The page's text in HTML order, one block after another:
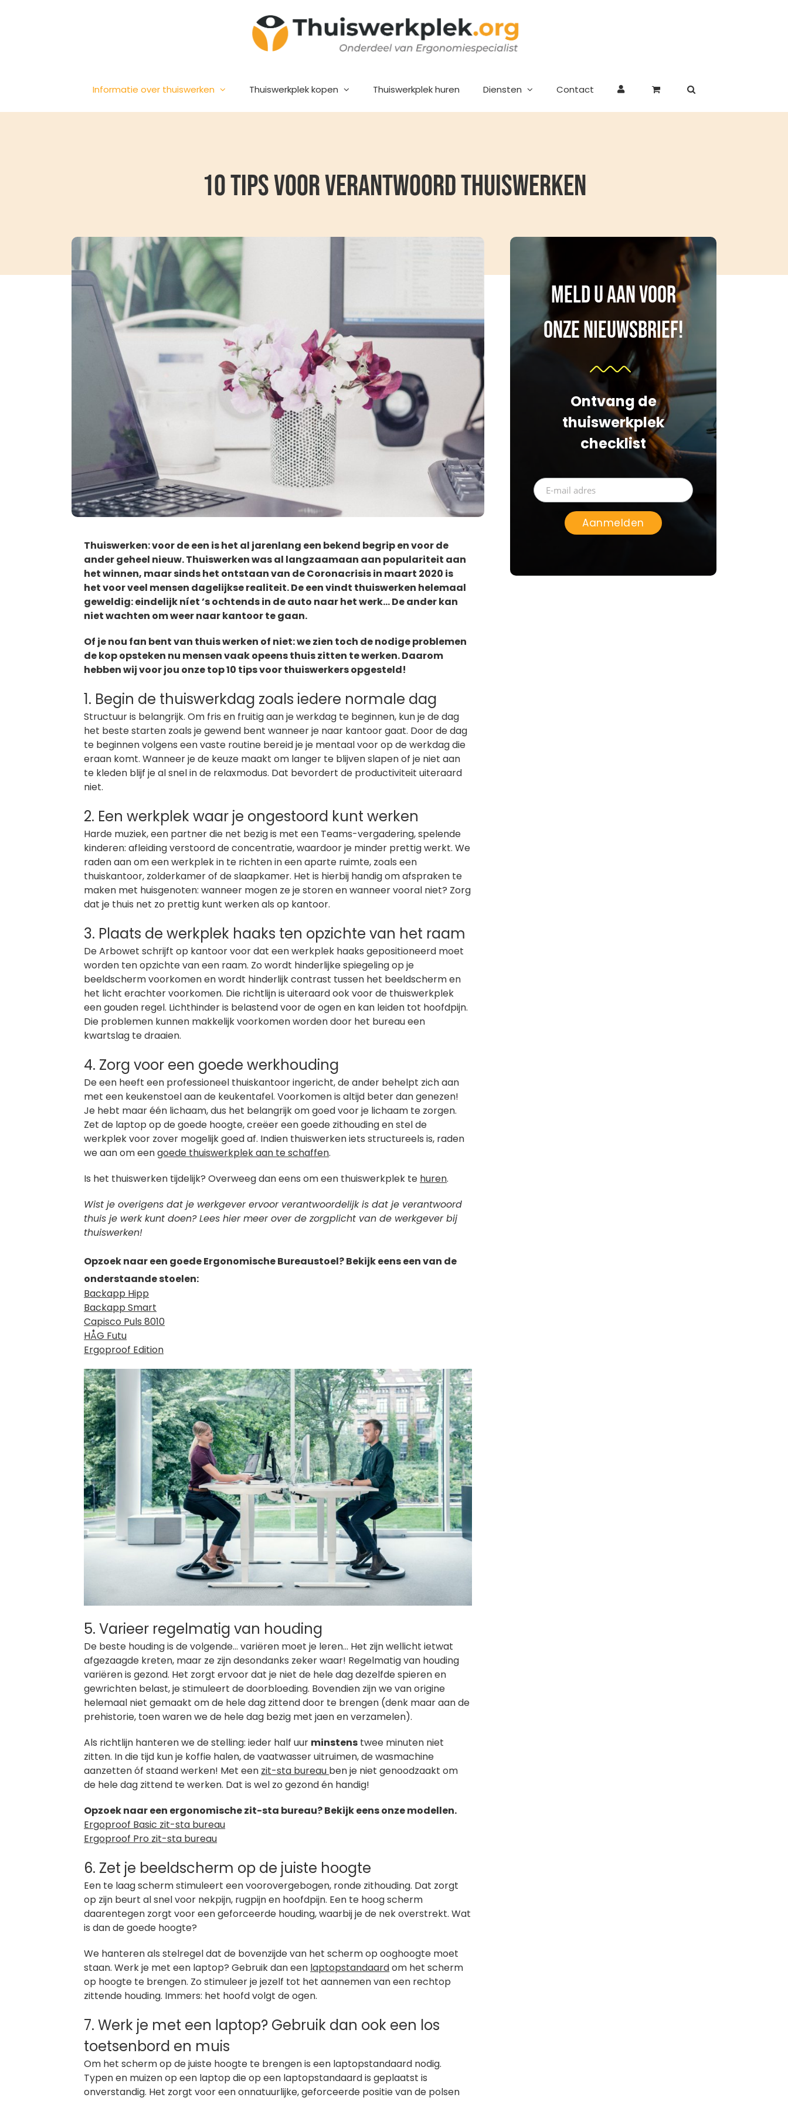
Informatie over thuiswerken Thuiswerkplek kopen Thuiswerkplek huren Diensten Contact
10 Tips voor verantwoord thuiswerken
Thuiswerken: voor de een is het al jarenlang een bekend begrip en voor de
ander geheel nieuw. Thuiswerken was al langzaamaan aan populariteit aan
het winnen, maar sinds het ontstaan van de Coronacrisis in maart 2020 is
het voor veel mensen dagelijkse realiteit. De een vindt thuiswerken helemaal
geweldig: eindelijk níet ’s ochtends in de auto naar het werk… De ander kan
niet wachten om weer naar kantoor te gaan.
Of je nou fan bent van thuis werken of niet: we zien toch de nodige problemen
de kop opsteken nu mensen vaak opeens thuis zitten te werken. Daarom
hebben wij voor jou onze top 10 tips voor thuiswerkers opgesteld!
1. Begin de thuiswerkdag zoals iedere normale dag
Structuur is belangrijk. Om fris en fruitig aan je werkdag te beginnen, kun je de dag
het beste starten zoals je gewend bent wanneer je naar kantoor gaat. Door de dag
te beginnen volgens een vaste routine bereid je je mentaal voor op de werkdag die
eraan komt. Wanneer je de keuze maakt om langer te blijven slapen of je niet aan
te kleden blijf je al snel in de relaxmodus. Dat bevordert de productiviteit uiteraard
niet.
2. Een werkplek waar je ongestoord kunt werken
Harde muziek, een partner die net bezig is met een Teams-vergadering, spelende
kinderen: afleiding verstoord de concentratie, waardoor je minder prettig werkt. We
raden aan om een werkplek in te richten in een aparte ruimte, zoals een
thuiskantoor, zolderkamer of de slaapkamer. Het is hierbij handig om afspraken te
maken met huisgenoten: wanneer mogen ze je storen en wanneer vooral niet? Zorg
dat je thuis net zo prettig kunt werken als op kantoor.
3. Plaats de werkplek haaks ten opzichte van het raam
De Arbowet schrijft op kantoor voor dat een werkplek haaks gepositioneerd moet
worden ten opzichte van een raam. Zo wordt hinderlijke spiegeling op je
beeldscherm voorkomen en wordt hinderlijk contrast tussen het beeldscherm en
het licht erachter voorkomen. Die richtlijn is uiteraard ook voor de thuiswerkplek
een gouden regel. Lichthinder is belastend voor de ogen en kan leiden tot hoofdpijn.
Die problemen kunnen makkelijk voorkomen worden door het bureau een
kwartslag te draaien.
4. Zorg voor een goede werkhouding
De een heeft een professioneel thuiskantoor ingericht, de ander behelpt zich aan
met een keukenstoel aan de keukentafel. Voorkomen is altijd beter dan genezen!
Je hebt maar één lichaam, dus het belangrijk om goed voor je lichaam te zorgen.
Zet de laptop op de goede hoogte, creëer een goede zithouding en stel de
werkplek voor zover mogelijk goed af. Indien thuiswerken iets structureels is, raden
we aan om eengoede thuiswerkplek aan te schaffen.
Is het thuiswerken tijdelijk? Overweeg dan eens om een thuiswerkplek te huren.
Wist je overigens dat je werkgever ervoor verantwoordelijk is dat je verantwoord
thuis je werk kunt doen? Lees hier meer over de zorgplicht van de werkgever bij
thuiswerken!
Opzoek naar een goede Ergonomische Bureaustoel? Bekijk eens een van de
onderstaande stoelen:
Backapp Hipp
Backapp Smart
Capisco Puls 8010
HÅG Futu
Ergoproof Edition
5. Varieer regelmatig van houding
De beste houding is de volgende… variëren moet je leren… Het zijn wellicht ietwat
afgezaagde kreten, maar ze zijn desondanks zeker waar! Regelmatig van houding
variëren is gezond. Het zorgt ervoor dat je niet de hele dag dezelfde spieren en
gewrichten belast, je stimuleert de doorbloeding. Bovendien zijn we van origine
helemaal niet gemaakt om de hele dag zittend door te brengen (denk maar aan de
prehistorie, toen waren we de hele dag bezig met jaen en verzamelen).
Als richtlijn hanteren we de stelling: ieder half uur minstens twee minuten niet
zitten. In die tijd kun je koffie halen, de vaatwasser uitruimen, de wasmachine
aanzetten óf staand werken! Met een zit-sta bureau ben je niet genoodzaakt om
de hele dag zittend te werken. Dat is wel zo gezond én handig!
Opzoek naar een ergonomische zit-sta bureau? Bekijk eens onze modellen.
Ergoproof Basic zit-sta bureau
Ergoproof Pro zit-sta bureau
6. Zet je beeldscherm op de juiste hoogte
Een te laag scherm stimuleert een voorovergebogen, ronde zithouding. Dat zorgt
op zijn beurt al snel voor nekpijn, rugpijn en hoofdpijn. Een te hoog scherm
daarentegen zorgt voor een geforceerde houding, waarbij je de nek overstrekt. Wat
is dan de goede hoogte?
We hanteren als stelregel dat de bovenzijde van het scherm op ooghoogte moet
staan. Werk je met een laptop? Gebruik dan een laptopstandaardom het scherm
op hoogte te brengen. Zo stimuleer je jezelf tot het aannemen van een rechtop
zittende houding. Immers: het hoofd volgt de ogen.
7. Werk je met een laptop? Gebruik dan ook een los
toetsenbord en muis
Om het scherm op de juiste hoogte te brengen is een laptopstandaard nodig.
Typen en muizen op een laptop die op een laptopstandaard is geplaatst is
onverstandig. Het zorgt voor een onnatuurlijke, geforceerde positie van de polsen
Meld u aan voor
onze nieuwsbrief!
Ontvang de
thuiswerkplek
checklist